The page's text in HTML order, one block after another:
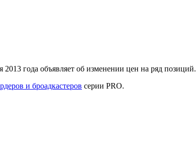
года объявляет об изменении цен на ряд позиций.
и броадкастеров серии PRO.